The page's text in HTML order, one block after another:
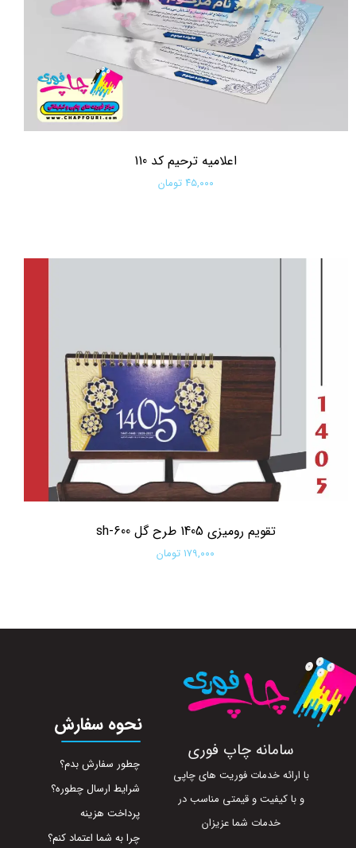
اعلامیه ترحیم کد 110
۴۵,۰۰۰ تومان
تقویم رومیزی 1405 طرح گل sh-600
۱۷۹,۰۰۰ تومان
سامانه چاپ فوری
با ارائه خدمات فوریت های چاپی
و با کیفیت و قیمتی مناسب در
خدمات شما عزیزان
نحوه سفارش
چطور سفارش بدم؟
شرایط ارسال چطوره؟
پرداخت هزینه
چرا به شما اعتماد کنم؟